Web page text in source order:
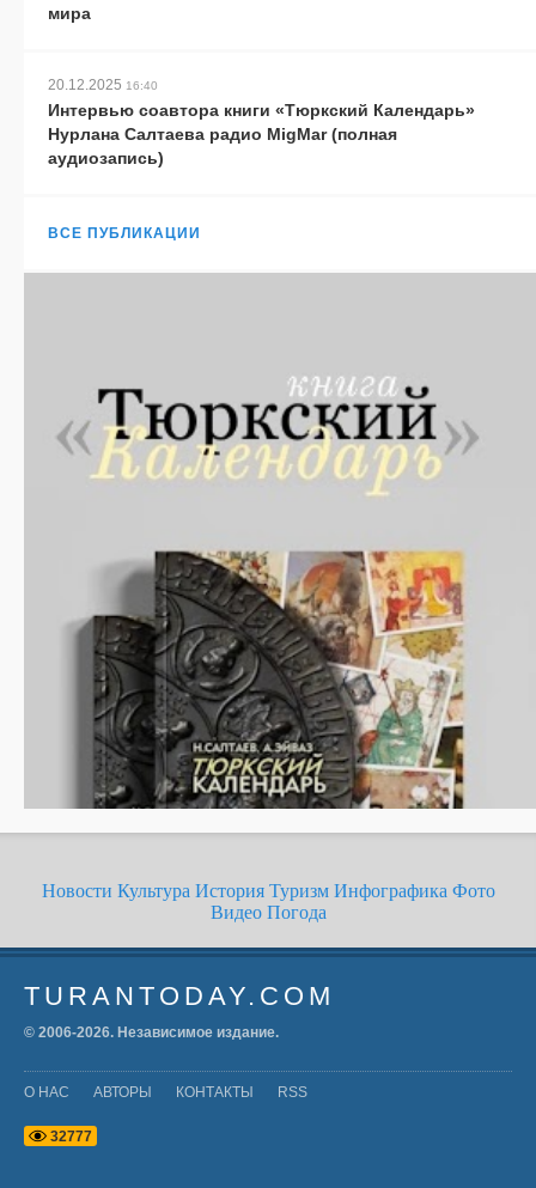
мира
20.12.2025 16:40
Интервью соавтора книги «Тюркский Календарь»
Нурлана Салтаева радио MigMar (полная
аудиозапись)
ВСЕ ПУБЛИКАЦИИ
Новости Культура История Туризм Инфографика Фото
Видео Погода
TURANTODAY.COM
© 2006-2026. Независимое издание.
О НАС АВТОРЫ КОНТАКТЫ RSS
32777